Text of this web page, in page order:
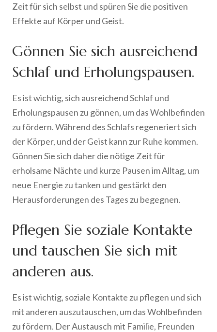
Zeit für sich selbst und spüren Sie die positiven
Effekte auf Körper und Geist.
Gönnen Sie sich ausreichend
Schlaf und Erholungspausen.
Es ist wichtig, sich ausreichend Schlaf und
Erholungspausen zu gönnen, um das Wohlbefinden
zu fördern. Während des Schlafs regeneriert sich
der Körper, und der Geist kann zur Ruhe kommen.
Gönnen Sie sich daher die nötige Zeit für
erholsame Nächte und kurze Pausen im Alltag, um
neue Energie zu tanken und gestärkt den
Herausforderungen des Tages zu begegnen.
Pflegen Sie soziale Kontakte
und tauschen Sie sich mit
anderen aus.
Es ist wichtig, soziale Kontakte zu pflegen und sich
mit anderen auszutauschen, um das Wohlbefinden
zu fördern. Der Austausch mit Familie, Freunden